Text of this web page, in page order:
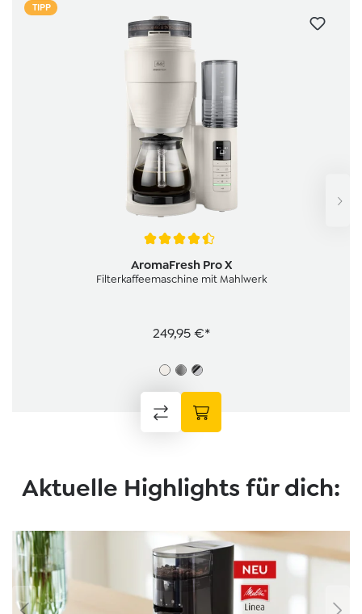
TIPP
AromaFresh Pro X
Filterkaffeemaschine mit Mahlwerk
249,95 €*
Aktuelle Highlights für dich:
Bildergalerie überspringen